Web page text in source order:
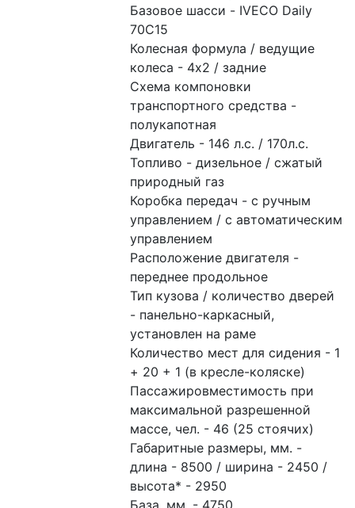
Базовое шасси - IVECO Daily
70C15
Колесная формула / ведущие
колеса - 4х2 / задние
Схема компоновки
транспортного средства -
полукапотная
Двигатель - 146 л.с. / 170л.с.
Топливо - дизельное / сжатый
природный газ
Коробка передач - с ручным
управлением / с автоматическим
управлением
Расположение двигателя -
переднее продольное
Тип кузова / количество дверей
- панельно-каркасный,
установлен на раме
Количество мест для сидения - 1
+ 20 + 1 (в кресле-коляске)
Пассажировместимость при
максимальной разрешенной
массе, чел. - 46 (25 стоячих)
Габаритные размеры, мм. -
длина - 8500 / ширина - 2450 /
высота* - 2950
База, мм. - 4750